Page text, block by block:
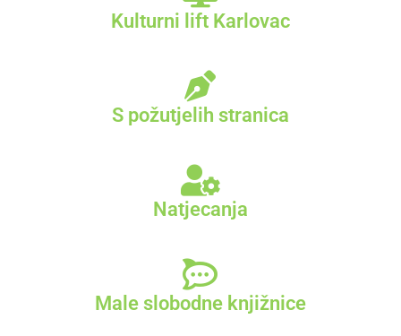
Kulturni lift Karlovac
S požutjelih stranica
Natjecanja
Male slobodne knjižnice